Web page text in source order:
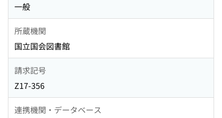
一般
所蔵機関
国立国会図書館
請求記号
Z17-356
連携機関・データベース